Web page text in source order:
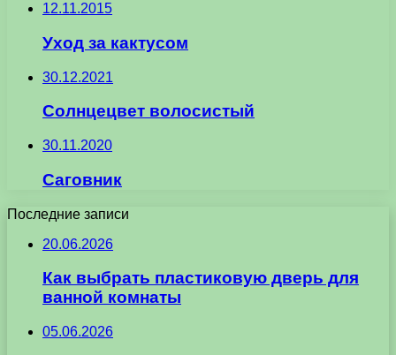
12.11.2015
Уход за кактусом
30.12.2021
Солнцецвет волосистый
30.11.2020
Саговник
Последние записи
20.06.2026
Как выбрать пластиковую дверь для
ванной комнаты
05.06.2026